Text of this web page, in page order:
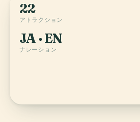
22
アトラクション
JA · EN
ナレーション